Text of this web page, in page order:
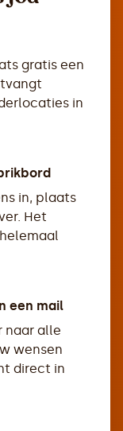
gratis een
in
in, plaats
Het
een mail
naar alle
wensen
direct in